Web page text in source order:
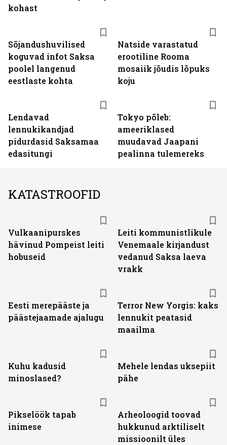
Sõjandushuvilised
koguvad infot Saksa
poolel langenud
eestlaste kohta
Natside varastatud
erootiline Rooma
mosaiik jõudis lõpuks
koju
Lendavad
lennukikandjad
pidurdasid Saksamaa
edasitungi
Tokyo põleb:
ameeriklased
muudavad Jaapani
pealinna tulemereks
kohast
KATASTROOFID
Vulkaanipurskes
hävinud Pompeist leiti
hobuseid
Leiti kommunistlikule
Venemaale kirjandust
vedanud Saksa laeva
vrakk
Eesti merepääste ja
päästejaamade ajalugu
Terror New Yorgis: kaks
lennukit peatasid
maailma
Kuhu kadusid
minoslased?
Mehele lendas uksepiit
pähe
Pikselöök tapab
inimese
Arheoloogid toovad
hukkunud arktiliselt
missioonilt üles